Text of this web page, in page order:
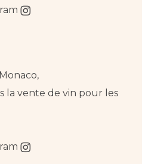
la vente de vin pour les